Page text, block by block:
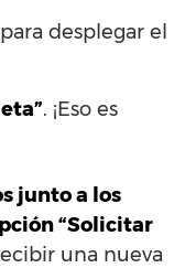
para desplegar el
. ¡Eso es
junto a los
“Solicitar
una nueva